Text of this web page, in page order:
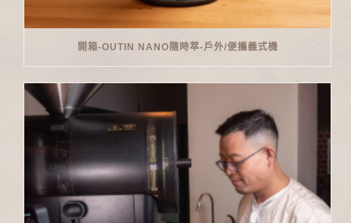
開箱-OUTIN NANO隨時萃-戶外/便攜義式機